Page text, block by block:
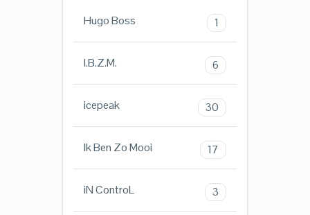
Hugo Boss 1
I.B.Z.M. 6
icepeak 30
Ik Ben Zo Mooi 17
iN ControL 3